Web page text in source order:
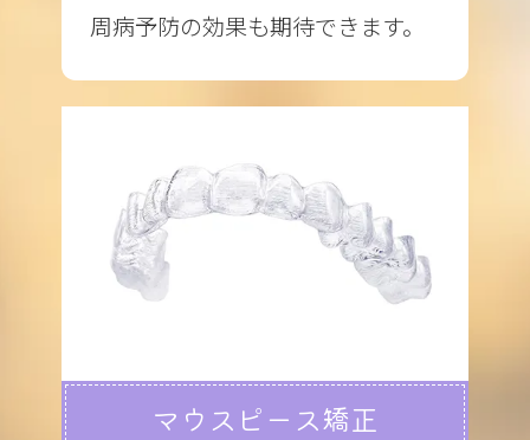
周病予防の効果も期待できます。
マウスピース矯正